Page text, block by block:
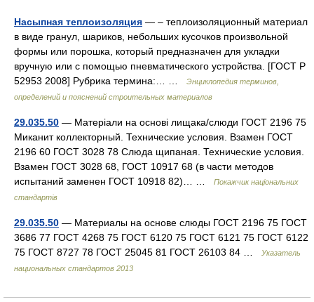
Насыпная теплоизоляция — – теплоизоляционный материал
в виде гранул, шариков, небольших кусочков произвольной
формы или порошка, который предназначен для укладки
вручную или с помощью пневматического устройства. [ГОСТ Р
52953 2008] Рубрика термина:… …
Энциклопедия терминов,
определений и пояснений строительных материалов
29.035.50 — Матеріали на основі лищака/слюди ГОСТ 2196 75
Миканит коллекторный. Технические условия. Взамен ГОСТ
2196 60 ГОСТ 3028 78 Слюда щипаная. Технические условия.
Взамен ГОСТ 3028 68, ГОСТ 10917 68 (в части методов
испытаний заменен ГОСТ 10918 82)… …
Покажчик національних
стандартів
29.035.50 — Материалы на основе слюды ГОСТ 2196 75 ГОСТ
3686 77 ГОСТ 4268 75 ГОСТ 6120 75 ГОСТ 6121 75 ГОСТ 6122
75 ГОСТ 8727 78 ГОСТ 25045 81 ГОСТ 26103 84 …
Указатель
национальных стандартов 2013